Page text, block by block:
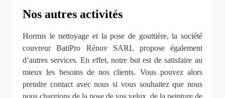
Nos autres activités
Hormis le nettoyage et la pose de gouttière, la société
couvreur BatiPro Rénov SARL propose également
d’autres services. En effet, notre but est de satisfaire au
mieux les besoins de nos clients. Vous pouvez alors
prendre contact avec nous si vous souhaitez que nous
nous chargions de la pose de vos velux, de la peinture de